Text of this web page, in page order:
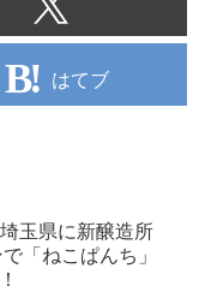
はてブ
玉県に新醸造所
「ねこぱんち」